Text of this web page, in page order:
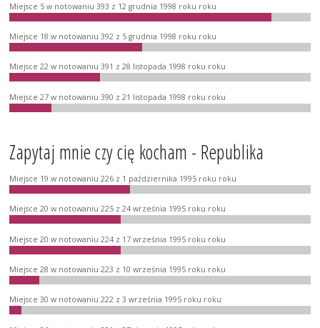
Miejsce 5 w notowaniu 393 z 12 grudnia 1998 roku roku
Miejsce 18 w notowaniu 392 z 5 grudnia 1998 roku roku
Miejsce 22 w notowaniu 391 z 28 listopada 1998 roku roku
Miejsce 27 w notowaniu 390 z 21 listopada 1998 roku roku
Zapytaj mnie czy cię kocham - Republika
Miejsce 19 w notowaniu 226 z 1 października 1995 roku roku
Miejsce 20 w notowaniu 225 z 24 września 1995 roku roku
Miejsce 20 w notowaniu 224 z 17 września 1995 roku roku
Miejsce 28 w notowaniu 223 z 10 września 1995 roku roku
Miejsce 30 w notowaniu 222 z 3 września 1995 roku roku